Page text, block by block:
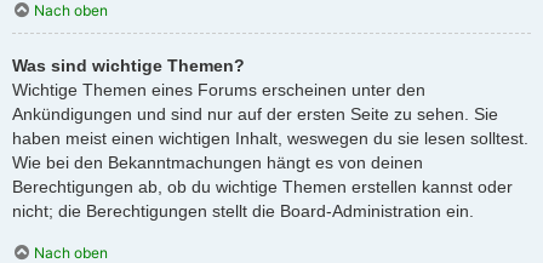
Nach oben
Was sind wichtige Themen?
Wichtige Themen eines Forums erscheinen unter den
Ankündigungen und sind nur auf der ersten Seite zu sehen. Sie
haben meist einen wichtigen Inhalt, weswegen du sie lesen solltest.
Wie bei den Bekanntmachungen hängt es von deinen
Berechtigungen ab, ob du wichtige Themen erstellen kannst oder
nicht; die Berechtigungen stellt die Board-Administration ein.
Nach oben